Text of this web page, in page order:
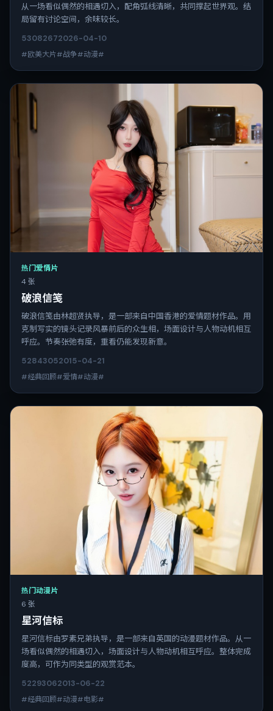
从一场看似偶然的相遇切入，配角弧线清晰，共同撑起世界观。结
局留有讨论空间，余味较长。
53082672026-04-10
#欧美大片#战争#动漫#
热门爱情片
4 张
破浪信笺
破浪信笺由林超贤执导，是一部来自中国香港的爱情题材作品。用
克制写实的镜头记录风暴前后的众生相，场面设计与人物动机相互
呼应。节奏张弛有度，重看仍能发现新意。
52843052015-04-21
#经典回顾#爱情#动漫#
热门动漫片
6 张
星河信标
星河信标由罗素兄弟执导，是一部来自英国的动漫题材作品。从一
场看似偶然的相遇切入，场面设计与人物动机相互呼应。整体完成
度高，可作为同类型的观赏范本。
52293062013-06-22
#经典回顾#动漫#电影#